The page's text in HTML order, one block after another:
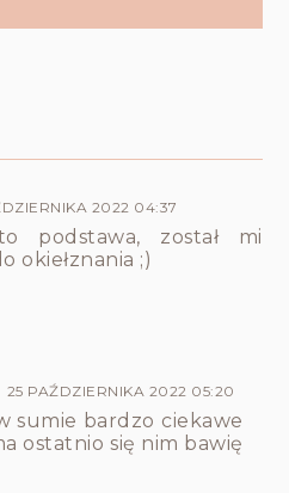
2022 04:37
podstawa, został mi
okiełznania ;)
25 PAŹDZIERNIKA 2022 05:20
sumie bardzo ciekawe
ostatnio się nim bawię